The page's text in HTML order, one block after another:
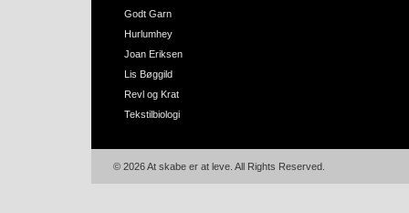
Godt Garn
Hurlumhey
Joan Eriksen
Lis Bøggild
Revl og Krat
Tekstilbiologi
© 2026 At skabe er at leve. All Rights Reserved.